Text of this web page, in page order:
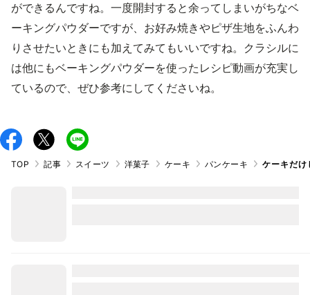
ができるんですね。一度開封すると余ってしまいがちなベ
ーキングパウダーですが、お好み焼きやピザ生地をふんわ
りさせたいときにも加えてみてもいいですね。クラシルに
は他にもベーキングパウダーを使ったレシピ動画が充実し
ているので、ぜひ参考にしてくださいね。
TOP 記事 スイーツ 洋菓子 ケーキ パンケーキ ケーキだけ